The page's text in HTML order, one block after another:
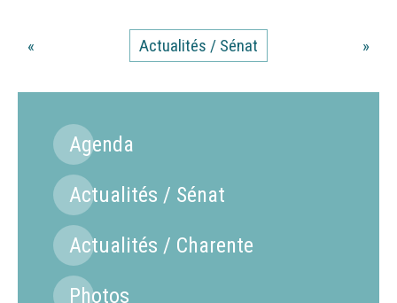
« Actualités / Sénat »
Agenda
Actualités / Sénat
Actualités / Charente
Photos